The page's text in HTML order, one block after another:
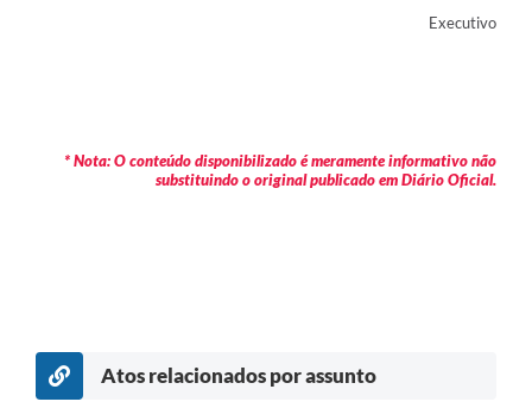
Executivo
* Nota: O conteúdo disponibilizado é meramente informativo não
substituindo o original publicado em Diário Oficial.
Atos relacionados por assunto